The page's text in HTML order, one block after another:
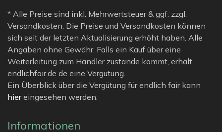
* Alle Preise sind inkl. Mehrwertsteuer & ggf. zzgl.
Versandkosten. Die Preise und Versandkosten können
sich seit der letzten Aktualisierung erhöht haben. Alle
Angaben ohne Gewähr. Falls ein Kauf über eine
Weiterleitung zum Händler zustande kommt, erhält
endlichfair.de de eine Vergütung.
Ein Überblick über die Vergütung für endlich fair kann
hiereingesehen werden.
Informationen